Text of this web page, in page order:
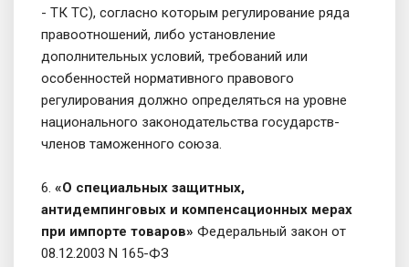
- ТК ТС), согласно которым регулирование ряда
правоотношений, либо установление
дополнительных условий, требований или
особенностей нормативного правового
регулирования должно определяться на уровне
национального законодательства государств-
членов таможенного союза.
6. «О специальных защитных,
антидемпинговых и компенсационных мерах
при импорте товаров» Федеральный закон от
08.12.2003 N 165-ФЗ